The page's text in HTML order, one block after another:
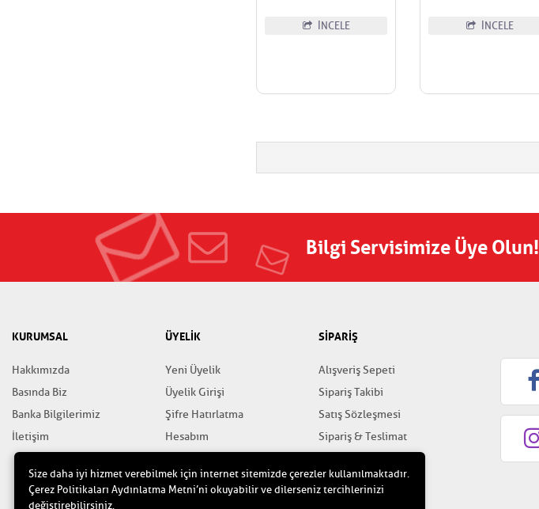
İNCELE İNCELE
Bilgi Servisimize Üye Olun!
KURUMSAL
Hakkımızda
Basında Biz
Banka Bilgilerimiz
İletişim
ÜYELİK
Yeni Üyelik
Üyelik Girişi
Şifre Hatırlatma
Hesabım
SİPARİŞ
Alışveriş Sepeti
Sipariş Takibi
Satış Sözleşmesi
Sipariş & Teslimat
Yardım
Size daha iyi hizmet verebilmek için internet sitemizde çerezler kullanılmaktadır.
Çerez Politikaları Aydınlatma Metni’ni okuyabilir ve dilerseniz tercihlerinizi
değiştirebilirsiniz.